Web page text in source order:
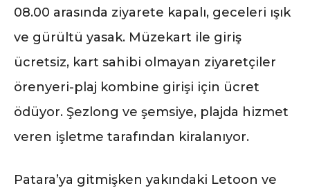
08.00 arasında ziyarete kapalı, geceleri ışık
ve gürültü yasak. Müzekart ile giriş
ücretsiz, kart sahibi olmayan ziyaretçiler
örenyeri-plaj kombine girişi için ücret
ödüyor. Şezlong ve şemsiye, plajda hizmet
veren işletme tarafından kiralanıyor.
Patara’ya gitmişken yakındaki Letoon ve